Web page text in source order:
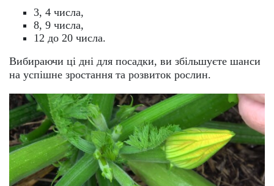
3, 4 числа,
8, 9 числа,
12 до 20 числа.
Вибираючи ці дні для посадки, ви збільшуєте шанси
на успішне зростання та розвиток рослин.